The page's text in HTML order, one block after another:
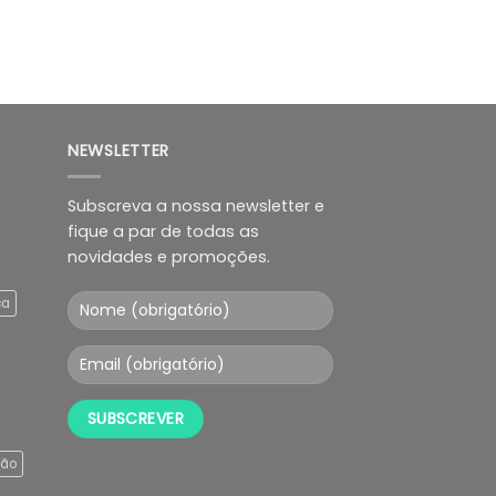
NEWSLETTER
Subscreva a nossa newsletter e
fique a par de todas as
novidades e promoções.